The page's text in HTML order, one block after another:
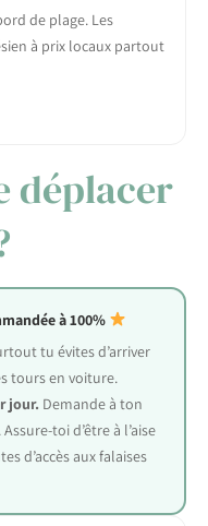
de plage. Les
à prix locaux partout
déplacer
à 100%
tu évites d’arriver
tours en voiture.
jour. Demande à ton
toi d’être à l’aise
d’accès aux falaises